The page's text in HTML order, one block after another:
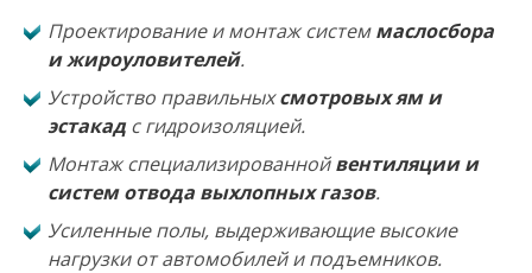
Проектирование и монтаж системмаслосбора
и жироуловителей.
Устройство правильныхсмотровых ям и
эстакадс гидроизоляцией.
Монтаж специализированнойвентиляции и
систем отвода выхлопных газов.
Усиленные полы, выдерживающие высокие
нагрузки от автомобилей и подъемников.